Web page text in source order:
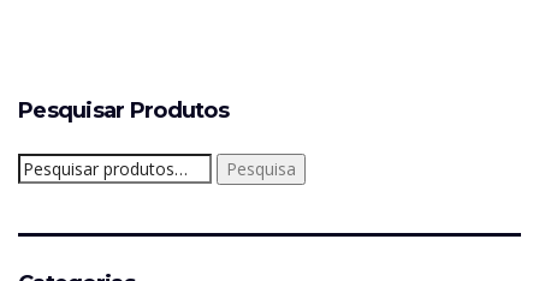
Pesquisar Produtos
Pesquisar
por:
Pesquisa